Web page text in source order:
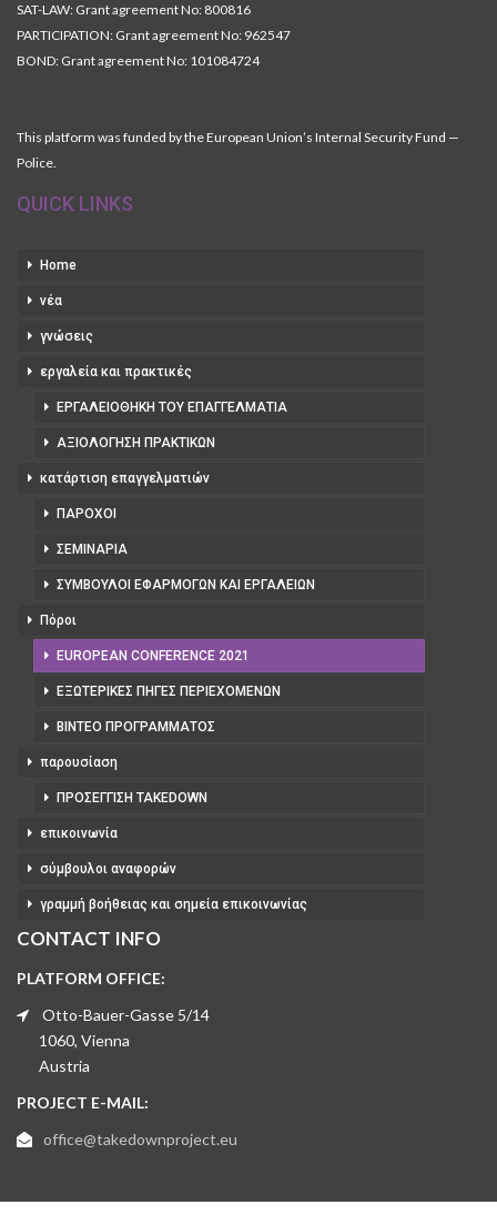
SAT-LAW: Grant agreement No: 800816
PARTICIPATION: Grant agreement No: 962547
BOND: Grant agreement No: 101084724
This platform was funded by the European Union’s Internal Security Fund —
Police.
QUICK LINKS
Home
νέα
γνώσεις
εργαλεία και πρακτικές
ΕΡΓΑΛΕΙΟΘΉΚΗ ΤΟΥ ΕΠΑΓΓΕΛΜΑΤΊΑ
ΑΞΙΟΛΌΓΗΣΗ ΠΡΑΚΤΙΚΏΝ
κατάρτιση επαγγελματιών
ΠΆΡΟΧΟΙ
ΣΕΜΙΝΆΡΙΑ
ΣΎΜΒΟΥΛΟΙ ΕΦΑΡΜΟΓΏΝ ΚΑΙ ΕΡΓΑΛΕΊΩΝ
Πόροι
EUROPEAN CONFERENCE 2021
ΕΞΩΤΕΡΙΚΈΣ ΠΗΓΈΣ ΠΕΡΙΕΧΟΜΈΝΩΝ
ΒΊΝΤΕΟ ΠΡΟΓΡΆΜΜΑΤΟΣ
παρουσίαση
ΠΡΟΣΈΓΓΙΣΗ TAKEDOWN
επικοινωνία
σύμβουλοι αναφορών
γραμμή βοήθειας και σημεία επικοινωνίας
CONTACT INFO
PLATFORM OFFICE:
Otto-Bauer-Gasse 5/14
1060, Vienna
Austria
PROJECT E-MAIL:
office@takedownproject.eu